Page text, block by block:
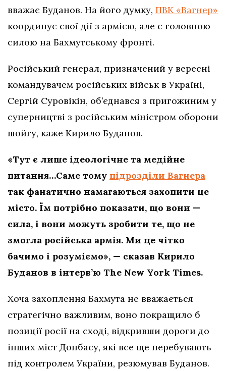
вважає Буданов. На його думку, ПВК «Вагнер»
координує свої дії з армією, але є головною
силою на Бахмутському фронті.
Російський генерал, призначений у вересні
командувачем російських військ в Україні,
Сергій Суровікін, об’єднався з пригожиним у
суперництві з російським міністром оборони
шойгу, каже Кирило Буданов.
«Тут є лише ідеологічне та медійне
питання…Саме тому підрозділи Вагнера
так фанатично намагаються захопити це
місто. Їм потрібно показати, що вони —
сила, і вони можуть зробити те, що не
змогла російська армія. Ми це чітко
бачимо і розуміємо», — сказав Кирило
Буданов в інтерв’ю The New York Times.
Хоча захоплення Бахмута не вважається
стратегічно важливим, воно покращило б
позиції росії на сході, відкривши дороги до
інших міст Донбасу, які все ще перебувають
під контролем України, резюмував Буданов.